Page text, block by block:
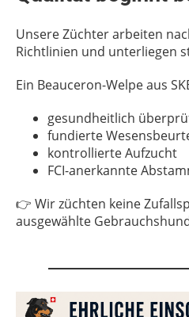
Unsere Züchter arbeiten
Richtlinien und unterliegen
Ein Beauceron-Welpe aus
gesundheitlich
fundierte
kontrollierte Aufzucht
FCI-anerkannte
👉 Wir züchten keine
ausgewählte